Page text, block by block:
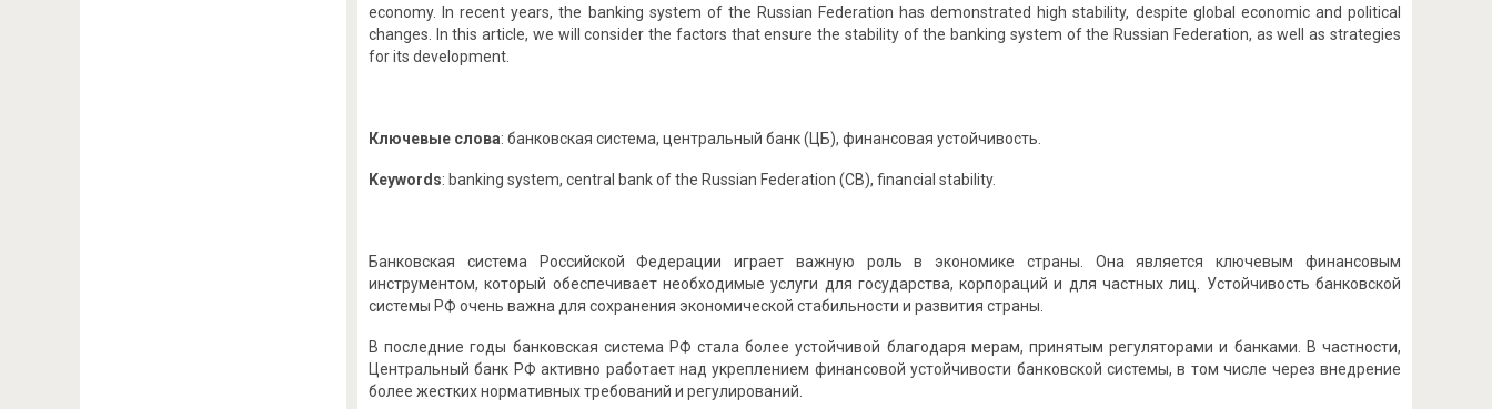
economy. In recent years, the banking system of the Russian Federation has demonstrated high stability, despite global economic and political
changes. In this article, we will consider the factors that ensure the stability of the banking system of the Russian Federation, as well as strategies
for its development.
Ключевые слова: банковская система, центральный банк (ЦБ), финансовая устойчивость.
Keywords: banking system, central bank of the Russian Federation (CB), financial stability.
Банковская система Российской Федерации играет важную роль в экономике страны. Она является ключевым финансовым
инструментом, который обеспечивает необходимые услуги для государства, корпораций и для частных лиц. Устойчивость банковской
системы РФ очень важна для сохранения экономической стабильности и развития страны.
В последние годы банковская система РФ стала более устойчивой благодаря мерам, принятым регуляторами и банками. В частности,
Центральный банк РФ активно работает над укреплением финансовой устойчивости банковской системы, в том числе через внедрение
более жестких нормативных требований и регулирований.